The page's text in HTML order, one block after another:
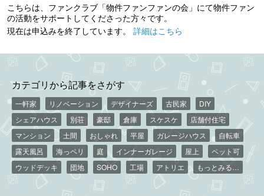
こちらは、ファンクラブ「物件ファンファンの会」にて物件ファン
の活動をサポートしてくださった方々です。
現在は申込みを終了しています。 詳細はこちら
カテゴリから記事をさがす
一軒家 リノベーション デザイナーズ 古民家
DIY
シェアハウス
別荘 豪邸 倉庫 スケスケ
店舗付住宅
マンション
土間 おしゃれ 平屋 ガレージハウス
自転車
露天風呂
海っペリ 庭 インナーガレージ 屋上
ペット可
ウッドデッキ
団地 SOHO 工場 アトリエ もっとみる…